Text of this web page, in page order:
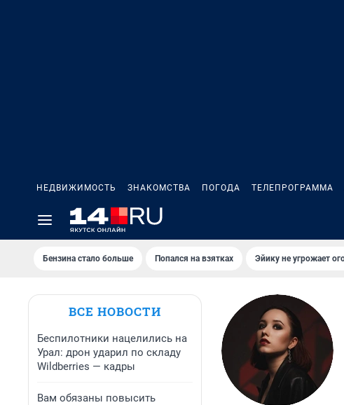
НЕДВИЖИМОСТЬ ЗНАКОМСТВА ПОГОДА ТЕЛЕПРОГРАММА
Бензина стало больше Попался на взятках Эйику не угрожает
ВСЕ НОВОСТИ
Беспилотники нацелились на
Урал: дрон ударил по складу
Wildberries — кадры
Вам обязаны повысить